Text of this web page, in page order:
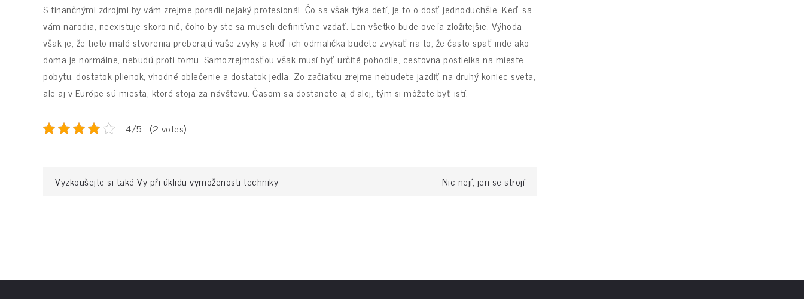
S finančnými zdrojmi by vám zrejme poradil nejaký profesionál. Čo sa však týka detí, je to o dosť jednoduchšie. Keď sa
vám narodia, neexistuje skoro nič, čoho by ste sa museli definitívne vzdať. Len všetko bude oveľa zložitejšie. Výhoda
však je, že tieto malé stvorenia preberajú vaše zvyky a keď ich odmalička budete zvykať na to, že často spať inde ako
doma je normálne, nebudú proti tomu. Samozrejmosťou však musí byť určité pohodlie, cestovna postielka na mieste
pobytu, dostatok plienok, vhodné oblečenie a dostatok jedla. Zo začiatku zrejme nebudete jazdiť na druhý koniec sveta,
ale aj v Európe sú miesta, ktoré stoja za návštevu. Časom sa dostanete aj ďalej, tým si môžete byť istí.
4/5 - (2 votes)
Navigace
Vyzkoušejte si také Vy při úklidu vymoženosti techniky Nic nejí, jen se strojí